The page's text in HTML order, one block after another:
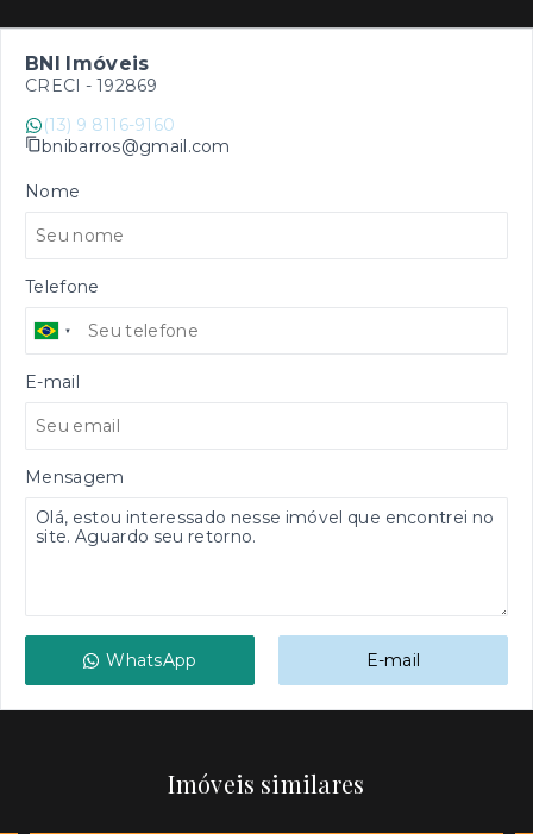
BNI Imóveis
CRECI - 192869
(13) 9 8116-9160
bnibarros@gmail.com
Nome
Telefone
E-mail
Mensagem
WhatsApp E-mail
Imóveis similares